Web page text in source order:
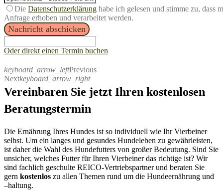
Die Datenschutzerklärung habe ich gelesen und stimme zu, dass
Anfrage erhoben und verarbeitet werden.
Nachricht abschicken
Oder direkt einen Termin buchen
keyboard_arrow_leftPrevious
Nextkeyboard_arrow_right
Vereinbaren Sie jetzt Ihren kostenlosen
Beratungstermin
Die Ernährung Ihres Hundes ist so individuell wie Ihr Vierbeiner
selbst. Um ein langes und gesundes Hundeleben zu gewährleisten,
ist daherdie Wahl des Hundefutters von großer Bedeutung. Sind Sie
unsicher, welches Futter für Ihren Vierbeinerdas richtige ist? Wir
sind fachlich geschulte REICO-Vertriebspartnerund beraten Sie
gern kostenlos zu allen Themen rund um die Hundeernährung und
–haltung.